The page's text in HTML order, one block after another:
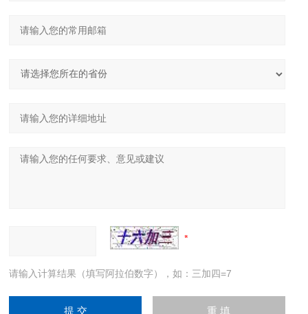
请输入计算结果（填写阿拉伯数字），如：三加四=7